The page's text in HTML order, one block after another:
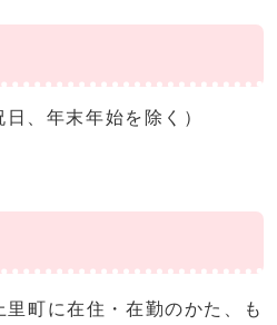
、年末年始を除く）
里町に在住・在勤のかた、も